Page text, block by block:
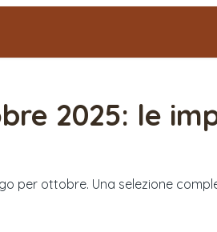
2025: le
per ottobre. Una selezione